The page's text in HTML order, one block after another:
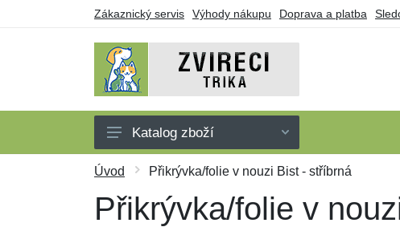
Zákaznický servis Výhody nákupu Doprava a platba
Trička
Tílka
Katalog zboží
Úvod Přikrývka/folie v nouzi Bist - stříbrná
Přikrývka/folie v